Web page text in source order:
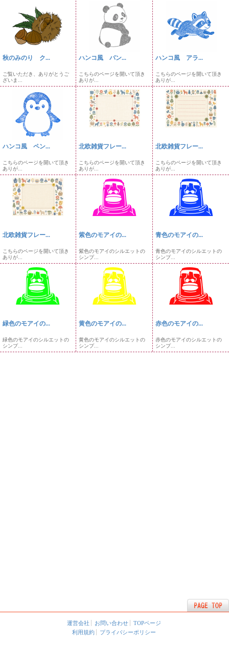
秋のみのり ク...
ご覧いただき、ありがとうご
ざいま...
ハンコ風 パン...
こちらのページを開いて頂き
ありが...
ハンコ風 アラ...
こちらのページを開いて頂き
ありが...
ハンコ風 ペン...
こちらのページを開いて頂き
ありが...
北欧雑貨フレー...
こちらのページを開いて頂き
ありが...
北欧雑貨フレー...
こちらのページを開いて頂き
ありが...
北欧雑貨フレー...
こちらのページを開いて頂き
ありが...
紫色のモアイの...
紫色のモアイのシルエットの
シンプ...
青色のモアイの...
青色のモアイのシルエットの
シンプ...
緑色のモアイの...
緑色のモアイのシルエットの
シンプ...
黄色のモアイの...
黄色のモアイのシルエットの
シンプ...
赤色のモアイの...
赤色のモアイのシルエットの
シンプ...
運営会社 お問い合わせ
TOPページ
利用規約
プライバシーポリシー